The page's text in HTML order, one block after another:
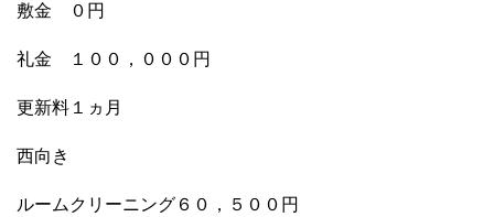
敷金 ０円
礼金 １００，０００円
更新料１ヵ月
西向き
ルームクリーニング６０，５００円